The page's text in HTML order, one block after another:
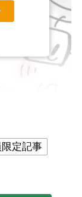
定記事